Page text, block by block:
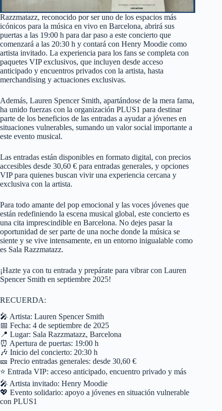
Razzmatazz, reconocido por ser uno de los espacios más
icónicos para la música en vivo en Barcelona, abrirá sus
puertas a las 19:00 h para dar paso a este concierto que
comenzará a las 20:30 h y contará con Henry Moodie como
artista invitado. La experiencia para los fans se completa con
paquetes VIP exclusivos, que incluyen desde acceso
anticipado y encuentros privados con la artista, hasta
merchandising y actuaciones exclusivas.
Además, Lauren Spencer Smith, apartándose de la mera fama,
ha unido fuerzas con la organización PLUS1 para destinar
parte de los beneficios de las entradas a ayudar a jóvenes en
situaciones vulnerables, sumando un valor social importante a
este evento musical.
Las entradas están disponibles en formato digital, con precios
accesibles desde 30,60 € para entradas generales, y opciones
VIP para quienes buscan vivir una experiencia cercana y
exclusiva con la artista.
Para todo amante del pop emocional y las voces jóvenes que
están redefiniendo la escena musical global, este concierto es
una cita imprescindible en Barcelona. No dejes pasar la
oportunidad de ser parte de una noche donde la música se
siente y se vive intensamente, en un entorno inigualable como
es Sala Razzmatazz.
¡Hazte ya con tu entrada y prepárate para vibrar con Lauren
Spencer Smith en septiembre 2025!
RECUERDA:
🎤 Artista: Lauren Spencer Smith
📅 Fecha: 4 de septiembre de 2025
📍 Lugar: Sala Razzmatazz, Barcelona
⏰ Apertura de puertas: 19:00 h
🎶 Inicio del concierto: 20:30 h
🎫 Precio entradas generales: desde 30,60 €
⭐ Entrada VIP: acceso anticipado, encuentro privado y más
🎤 Artista invitado: Henry Moodie
💖 Evento solidario: apoyo a jóvenes en situación vulnerable
con PLUS1